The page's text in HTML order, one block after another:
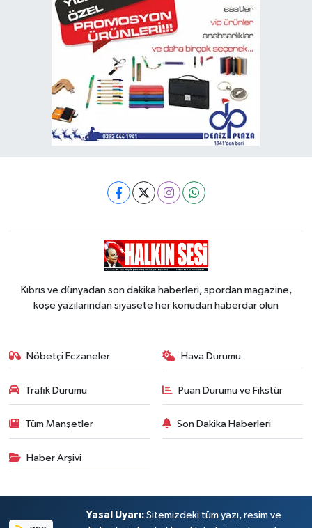
Kıbrıs ve dünyadan son dakika haberleri, spordan magazine,
köşe yazılarından siyasete her konudan haberdar olun
Nöbetçi Eczaneler Hava Durumu
Trafik Durumu Puan Durumu ve Fikstür
Tüm Manşetler Son Dakika Haberleri
Haber Arşivi
Yasal Uyarı: Sitemizdeki tüm yazı, resim ve